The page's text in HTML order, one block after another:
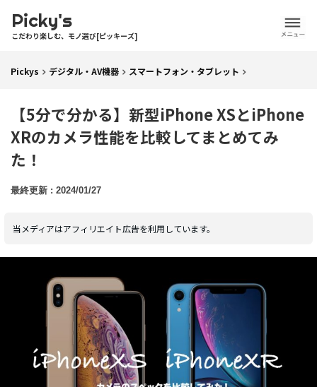
Picky's
こだわり楽しむ、モノ選び[ピッキーズ]
Pickys デジタル・AV機器 スマートフォン・タブレット
【5分で分かる】新型iPhone XSとiPhone
XRのカメラ性能を比較してまとめてみ
た！
2024/01/27
当メディアはアフィリエイト広告を利用しています。